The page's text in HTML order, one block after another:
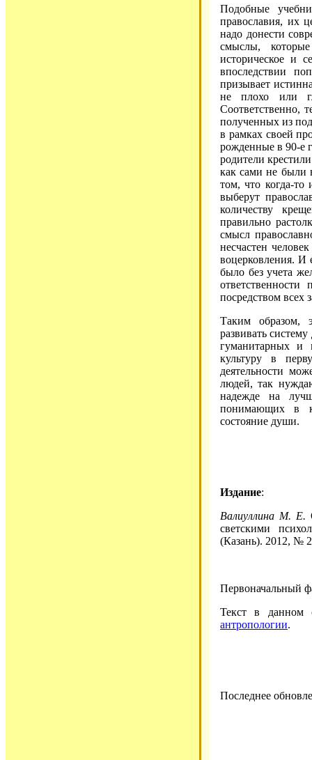
Подобные
православия, их
надо донести
смыслы,
историческое и
впоследствии
призывает
не плохо или
Соответственно,
полученных из
в рамках своей
рожденные в 90-е
родители
как сами не были
том, что когда-
выберут
количеству
правильно
смысл
несчастен
воцерковления. И
было без учета
посредством всех
Таким образом,
развивать
гуманитарных и
культуру в
деятельности
людей, так
надежде на
понимающих в
состояние души.
Издание:
Валиуллина М. Е.
светскими
(Казань). 2012, №
Первоначальный
Текст в
антропологии.
Последнее